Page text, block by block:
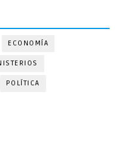
ECONOMÍA
POLÍTICA